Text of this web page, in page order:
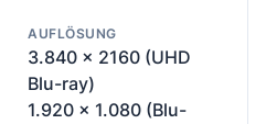
AUFLÖSUNG
3.840 x 2160 (UHD
Blu-ray)
1.920 x 1.080 (Blu-